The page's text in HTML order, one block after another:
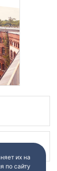
их на
по сайту